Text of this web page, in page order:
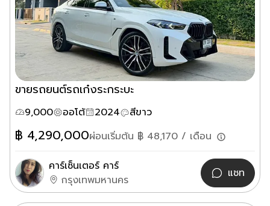
ขายรถยนต์รถเก๋งระกระบะ
9,000 ออโต้ 2024 สีขาว
฿ 4,290,000ผ่อนเริ่มต้น ฿ 48,170 / เดือน
คาร์เซ็นเตอร์ คาร์
กรุงเทพมหานคร
แชท